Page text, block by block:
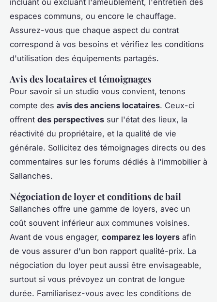
incluant ou excluant l'ameublement, l'entretien des
espaces communs, ou encore le chauffage.
Assurez-vous que chaque aspect du contrat
correspond à vos besoins et vérifiez les conditions
d'utilisation des équipements partagés.
Avis des locataires et témoignages
Pour savoir si un studio vous convient, tenons
compte des avis des anciens locataires. Ceux-ci
offrent des perspectives sur l'état des lieux, la
réactivité du propriétaire, et la qualité de vie
générale. Sollicitez des témoignages directs ou des
commentaires sur les forums dédiés à l'immobilier à
Sallanches.
Négociation de loyer et conditions de bail
Sallanches offre une gamme de loyers, avec un
coût souvent inférieur aux communes voisines.
Avant de vous engager, comparez les loyers afin
de vous assurer d'un bon rapport qualité-prix. La
négociation du loyer peut aussi être envisageable,
surtout si vous prévoyez un contrat de longue
durée. Familiarisez-vous avec les conditions de